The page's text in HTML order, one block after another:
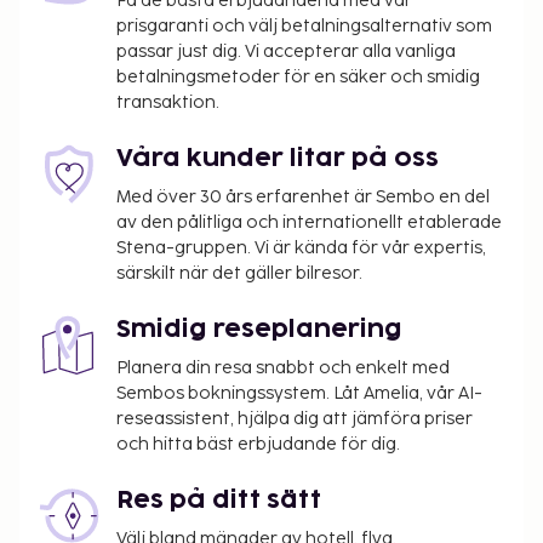
limousine- och taxibokning och gratis dagstidningar
i lobbyn. På detta hotell erbjuds event- och
konferenslokaler såsom konferensrum och
mötesrum. Gäster erbjuds flygtransfer till hotellet
parkering finns på plats. Skäm bort dig med ett
besök på deras spa, som erbjuder bland annat
massage, kroppsbehandlingar och
ansiktsbehandlingar. Här erbjuds gym, utomhuspool
och bastu. Detta hotell har även gratis wi-fi,
Du kan äta lunch och middag på hotellets
restaurang Liwan, som specialiserar sig på
internationell gastronomi. Du kan även äta gott på
deras kafé eller bara ta det lugnt på rummet med
rumsservice dygnet runt. Frukostbuffé serveras på
mellan 06.30 och 11.00 mot en avgift.
prisgaranti och välj betalningsalternativ som
passar just dig. Vi accepterar alla vanliga
betalningsmetoder för en säker och smidig
transaktion.
Våra kunder litar på oss
Med över 30 års erfarenhet är Sembo en del
av den pålitliga och internationellt etablerade
Stena-gruppen. Vi är kända för vår expertis,
särskilt när det gäller bilresor.
Smidig reseplanering
Planera din resa snabbt och enkelt med
Sembos bokningssystem. Låt Amelia, vår AI-
reseassistent, hjälpa dig att jämföra priser
och hitta bäst erbjudande för dig.
Res på ditt sätt
Välj bland mängder av hotell, flyg,